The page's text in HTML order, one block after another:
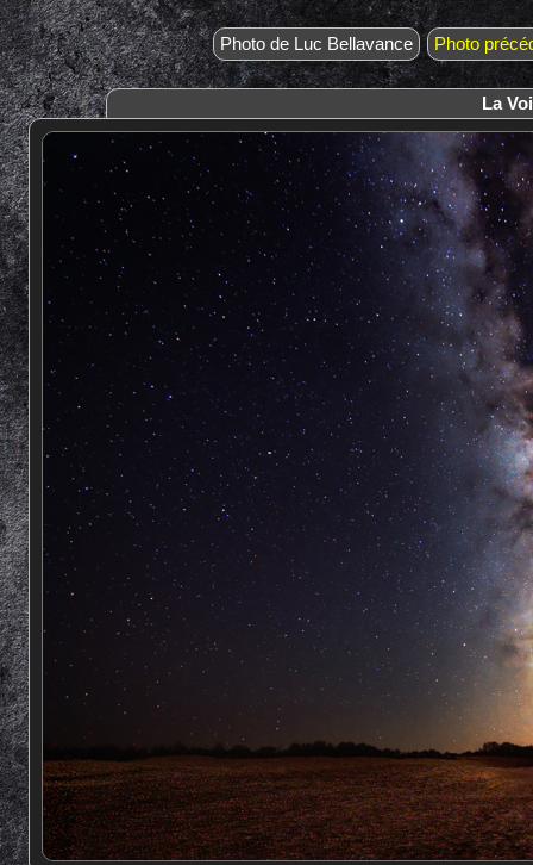
Photo de Luc Bellavance Photo
La